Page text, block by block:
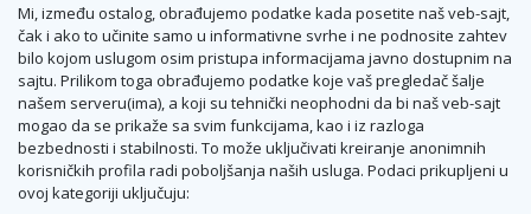
Mi, između ostalog, obrađujemo podatke kada posetite naš veb-sajt,
čak i ako to učinite samo u informativne svrhe i ne podnosite zahtev
bilo kojom uslugom osim pristupa informacijama javno dostupnim na
sajtu. Prilikom toga obrađujemo podatke koje vaš pregledač šalje
našem serveru(ima), a koji su tehnički neophodni da bi naš veb-sajt
mogao da se prikaže sa svim funkcijama, kao i iz razloga
bezbednosti i stabilnosti. To može uključivati kreiranje anonimnih
korisničkih profila radi poboljšanja naših usluga. Podaci prikupljeni u
ovoj kategoriji uključuju: